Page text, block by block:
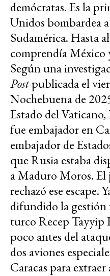
demócratas. Es la
Unidos bombardea
Sudamérica. Hasta
comprendía México
Según una
Postpublicada el
Nochebuena de
Estado del
fue embajador en
embajador de
que Rusia estaba
a Maduro Moros. El
rechazó ese escape.
difundido la gestión
turco Recep Tayyip
poco antes del
dos aviones
Caracas para